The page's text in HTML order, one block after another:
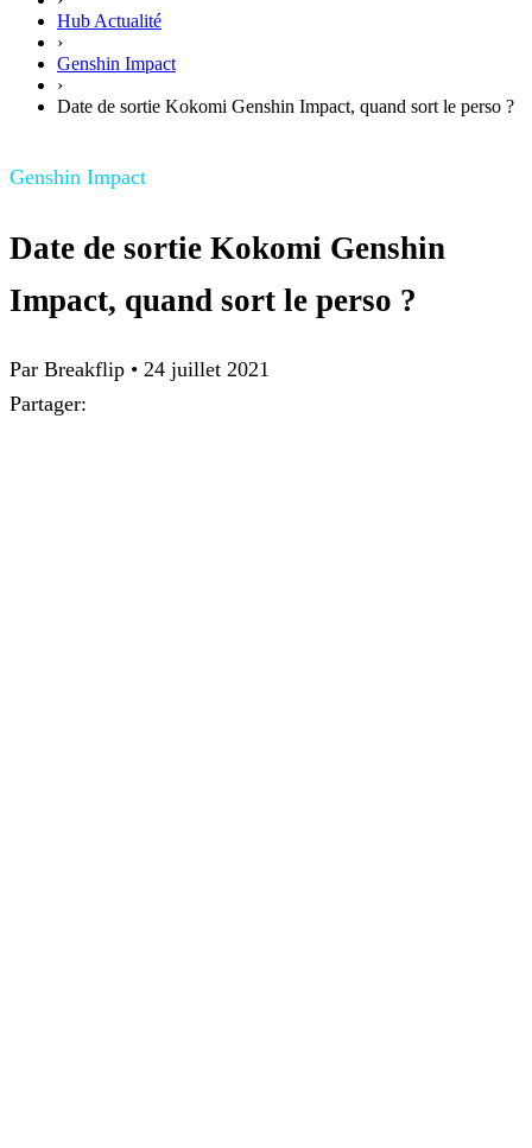
Hub Actualité
›
Genshin Impact
›
Date de sortie Kokomi Genshin Impact, quand sort le perso ?
Genshin Impact
Date de sortie Kokomi Genshin
Impact, quand sort le perso ?
Par Breakflip • 24 juillet 2021
Partager: